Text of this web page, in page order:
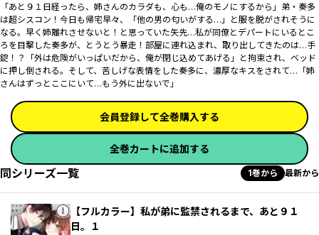
「あと９１日経ったら、姉さんのカラダも、心も…俺のモノにするから」弟・奏多
は超シスコン！今日も帰宅早々、「他の男の匂いがする…」と服を脱がされそうに
なる。早く姉離れさせないと！と思っていた矢先…私が同僚とデパートにいるとこ
ろを目撃した奏多が、とうとう暴走！部屋に連れ込まれ、取り出してきたのは…手
錠！？「外は危険がいっぱいだから、俺が閉じ込めてあげる」と拘束され、ベッド
に押し倒される。そして、苦しげな表情をした奏多に、濃厚なキスをされて…「姉
さんはずっとここにいて…もう外に出ないで」
会員登録して全巻購入する
全巻カートに追加する
同シリーズ一覧 1巻から 最新から
【フルカラー】私が弟に監禁されるまで、あと９１
日。１